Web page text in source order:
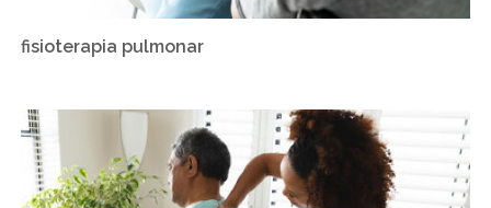
fisioterapia pulmonar